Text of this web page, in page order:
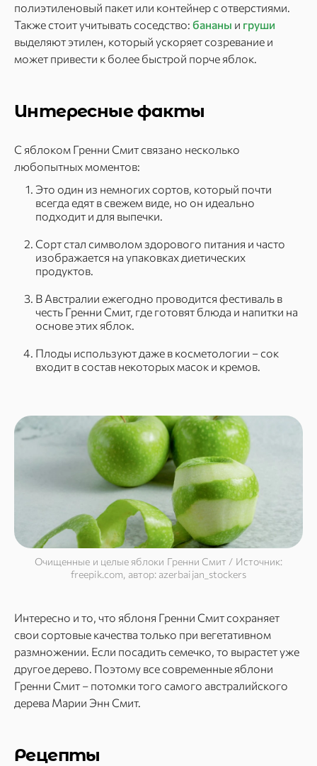
полиэтиленовый пакет или контейнер с отверстиями.
Также стоит учитывать соседство: бананы и груши
выделяют этилен, который ускоряет созревание и
может привести к более быстрой порче яблок.
Интересные факты
С яблоком Гренни Смит связано несколько
любопытных моментов:
Это один из немногих сортов, который почти
всегда едят в свежем виде, но он идеально
подходит и для выпечки.
Сорт стал символом здорового питания и часто
изображается на упаковках диетических
продуктов.
В Австралии ежегодно проводится фестиваль в
честь Гренни Смит, где готовят блюда и напитки на
основе этих яблок.
Плоды используют даже в косметологии – сок
входит в состав некоторых масок и кремов.
Очищенные и целые яблоки Гренни Смит / Источник:
freepik.com, автор: azerbaijan_stockers
Интересно и то, что яблоня Гренни Смит сохраняет
свои сортовые качества только при вегетативном
размножении. Если посадить семечко, то вырастет уже
другое дерево. Поэтому все современные яблони
Гренни Смит – потомки того самого австралийского
дерева Марии Энн Смит.
Рецепты